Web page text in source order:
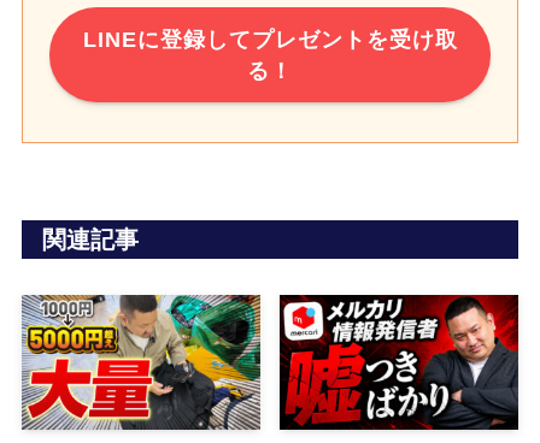
LINEに登録してプレゼントを受け取
る！
関連記事